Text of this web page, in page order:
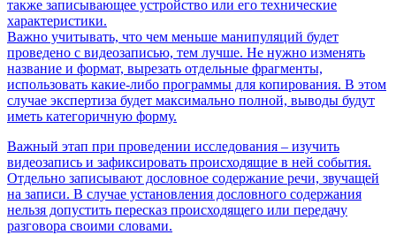
также записывающее устройство или его технические
характеристики.
Важно учитывать, что чем меньше манипуляций будет
проведено с видеозаписью, тем лучше. Не нужно изменять
название и формат, вырезать отдельные фрагменты,
использовать какие-либо программы для копирования. В этом
случае экспертиза будет максимально полной, выводы будут
иметь категоричную форму.
Важный этап при проведении исследования – изучить
видеозапись и зафиксировать происходящие в ней события.
Отдельно записывают дословное содержание речи, звучащей
на записи. В случае установления дословного содержания
нельзя допустить пересказ происходящего или передачу
разговора своими словами.